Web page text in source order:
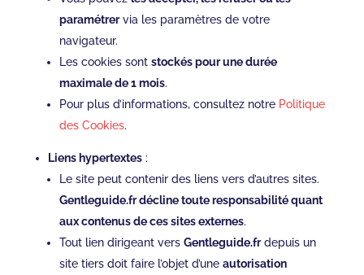
paramétrervia les paramètres de votre
navigateur.
Les cookies sont stockés pour une durée
maximale de 1 mois.
Pour plus d’informations, consultez notre Politique
des Cookies.
Liens hypertextes:
Le site peut contenir des liens vers d’autres sites.
Gentleguide.fr décline toute responsabilité quant
aux contenus de ces sites externes.
Tout lien dirigeant vers Gentleguide.frdepuis un
site tiers doit faire l’objet d’une autorisation